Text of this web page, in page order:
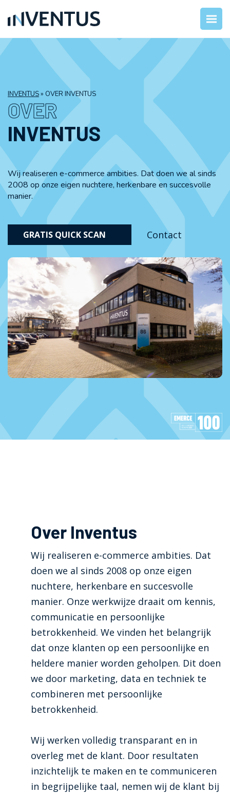
INVENTUS» OVER INVENTUS
OVER
INVENTUS
Wij realiseren e-commerce ambities. Dat doen we al sinds
2008 op onze eigen nuchtere, herkenbare en succesvolle
manier.
GRATIS QUICK SCAN Contact
Over Inventus
Wij realiseren e-commerce ambities. Dat
doen we al sinds 2008 op onze eigen
nuchtere, herkenbare en succesvolle
manier. Onze werkwijze draait om kennis,
communicatie en persoonlijke
betrokkenheid. We vinden het belangrijk
dat onze klanten op een persoonlijke en
heldere manier worden geholpen. Dit doen
we door marketing, data en techniek te
combineren met persoonlijke
betrokkenheid.
Wij werken volledig transparant en in
overleg met de klant. Door resultaten
inzichtelijk te maken en te communiceren
in begrijpelijke taal, nemen wij de klant bij